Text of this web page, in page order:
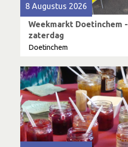
8 Augustus 2026
Weekmarkt Doetinchem -
zaterdag
Doetinchem